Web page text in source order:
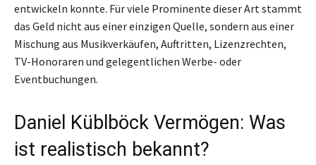
entwickeln konnte. Für viele Prominente dieser Art stammt
das Geld nicht aus einer einzigen Quelle, sondern aus einer
Mischung aus Musikverkäufen, Auftritten, Lizenzrechten,
TV-Honoraren und gelegentlichen Werbe- oder
Eventbuchungen.
Daniel Küblböck Vermögen: Was
ist realistisch bekannt?